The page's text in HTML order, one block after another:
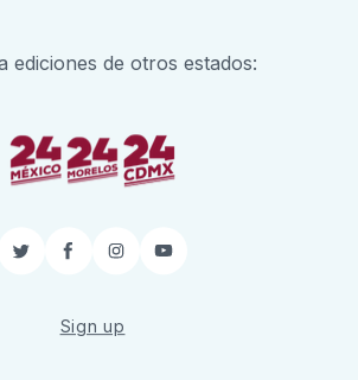
ediciones de otros estados:
TwitterFacebook
InstagramYouTube
Sign up